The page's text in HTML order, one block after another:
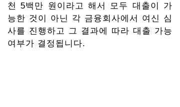
천 5백만 원이라고 해서 모두 대출이 가
능한 것이 아닌 각 금융회사에서 여신 심
사를 진행하고 그 결과에 따라 대출 가능
여부가 결정됩니다.